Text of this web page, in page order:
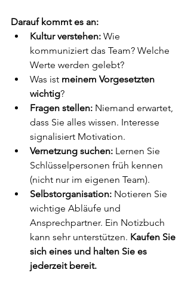
Darauf kommt es an:
Kultur verstehen: Wie
kommuniziert das Team? Welche
Werte werden gelebt?
Was ist meinem Vorgesetzten
wichtig?
Fragen stellen: Niemand erwartet,
dass Sie alles wissen. Interesse
signalisiert Motivation.
Vernetzung suchen: Lernen Sie
Schlüsselpersonen früh kennen
(nicht nur im eigenen Team).
Selbstorganisation: Notieren Sie
wichtige Abläufe und
Ansprechpartner. Ein Notizbuch
kann sehr unterstützen. Kaufen Sie
sich eines und halten Sie es
jederzeit bereit.